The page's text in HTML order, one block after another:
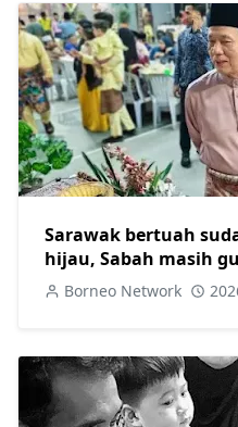
Sarawak bertuah
hijau, Sabah masih
elektrik
Borneo Network